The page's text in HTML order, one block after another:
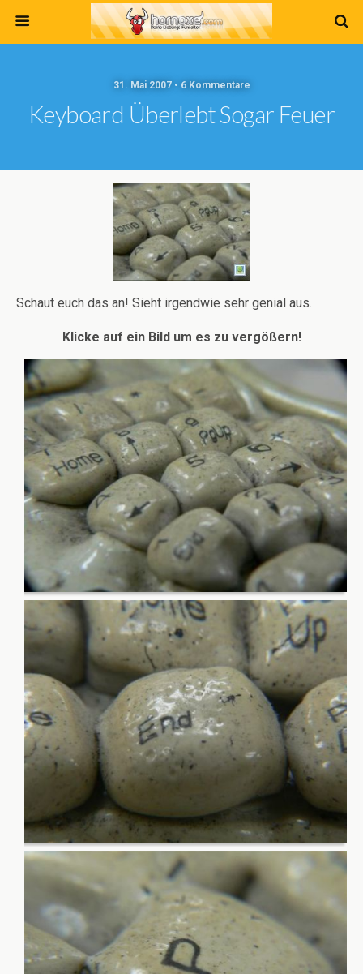
31. Mai 2007 • 6 Kommentare
Keyboard Überlebt Sogar Feuer
Schaut euch das an! Sieht irgendwie sehr genial aus.
Klicke auf ein Bild um es zu vergößern!